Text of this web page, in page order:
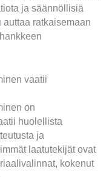
ja säännöllisiä
auttaa ratkaisemaan
vaatii
on
huolellista
ja
laatutekijät ovat
kokenut